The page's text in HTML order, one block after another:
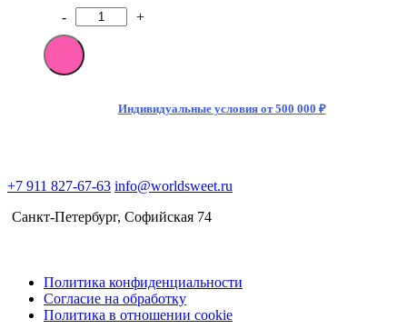
Количество
товара
[M]Газированный
напиток
- +
Индивидуальные условия от 500 000 ₽
+7 911 827-67-63 info@worldsweet.ru
Санкт-Петербург​, Софийская 74
Политика конфиденциальности
Согласие на обработку
Политика в отношении cookie